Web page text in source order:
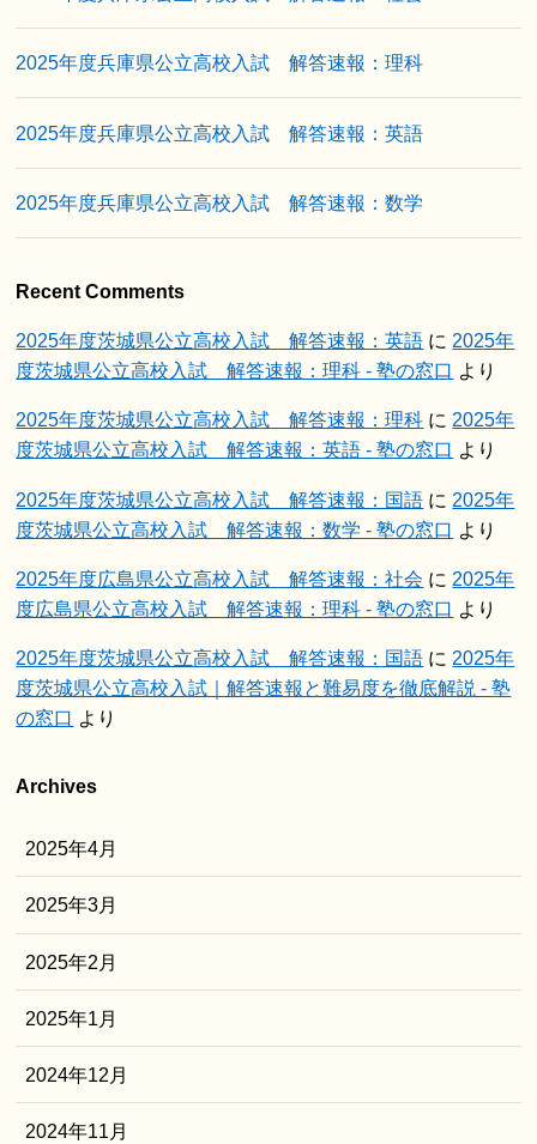
2025年度兵庫県公立高校入試 解答速報：理科
2025年度兵庫県公立高校入試 解答速報：英語
2025年度兵庫県公立高校入試 解答速報：数学
Recent Comments
2025年度茨城県公立高校入試 解答速報：英語 に 2025年
度茨城県公立高校入試 解答速報：理科 - 塾の窓口 より
2025年度茨城県公立高校入試 解答速報：理科 に 2025年
度茨城県公立高校入試 解答速報：英語 - 塾の窓口 より
2025年度茨城県公立高校入試 解答速報：国語 に 2025年
度茨城県公立高校入試 解答速報：数学 - 塾の窓口 より
2025年度広島県公立高校入試 解答速報：社会 に 2025年
度広島県公立高校入試 解答速報：理科 - 塾の窓口 より
2025年度茨城県公立高校入試 解答速報：国語 に 2025年
度茨城県公立高校入試｜解答速報と難易度を徹底解説 - 塾
の窓口 より
Archives
2025年4月
2025年3月
2025年2月
2025年1月
2024年12月
2024年11月